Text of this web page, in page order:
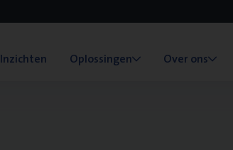
Inzichten Oplossingen Over ons